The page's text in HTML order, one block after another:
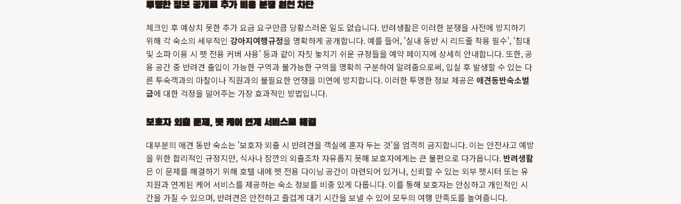
투명한 정보 공개로 추가 비용 분쟁 원천 차단
체크인 후 예상치 못한 추가 요금 요구만큼 당황스러운 일도 없습니다. 반려생활은 이러한 분쟁을 사전에 방지하기
위해 각 숙소의 세부적인 강아지여행규정을 명확하게 공개합니다. 예를 들어, '실내 동반 시 리드줄 착용 필수', '침대
및 소파 이용 시 펫 전용 커버 사용' 등과 같이 자칫 놓치기 쉬운 규정들을 예약 페이지에 상세히 안내합니다. 또한, 공
용 공간 중 반려견 출입이 가능한 구역과 불가능한 구역을 명확히 구분하여 알려줌으로써, 입실 후 발생할 수 있는 다
른 투숙객과의 마찰이나 직원과의 불필요한 언쟁을 미연에 방지합니다. 이러한 투명한 정보 제공은 애견동반숙소벌
금에 대한 걱정을 덜어주는 가장 효과적인 방법입니다.
보호자 외출 문제, 펫 케어 연계 서비스로 해결
대부분의 애견 동반 숙소는 '보호자 외출 시 반려견을 객실에 혼자 두는 것'을 엄격히 금지합니다. 이는 안전사고 예방
을 위한 합리적인 규정지만, 식사나 잠깐의 외출조차 자유롭지 못해 보호자에게는 큰 불편으로 다가옵니다. 반려생활
은 이 문제를 해결하기 위해 호텔 내에 펫 전용 다이닝 공간이 마련되어 있거나, 신뢰할 수 있는 외부 펫시터 또는 유
치원과 연계된 케어 서비스를 제공하는 숙소 정보를 비중 있게 다룹니다. 이를 통해 보호자는 안심하고 개인적인 시
간을 가질 수 있으며, 반려견은 안전하고 즐겁게 대기 시간을 보낼 수 있어 모두의 여행 만족도를 높여줍니다.